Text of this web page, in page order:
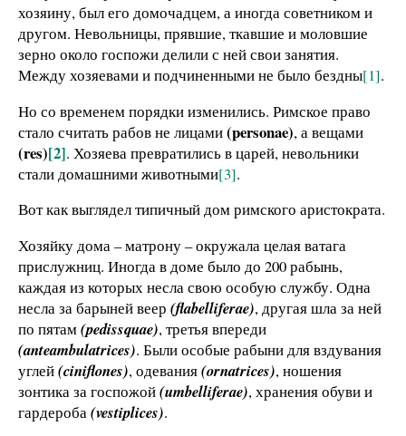
хозяину, был его домочадцем, а иногда советником и
другом. Невольницы, прявшие, ткавшие и моловшие
зерно около госпожи делили с ней свои занятия.
Между хозяевами и подчиненными не было бездны[1].
Но со временем порядки изменились. Римское право
стало считать рабов не лицами(personae), а вещами
(res)[2]. Хозяева превратились в царей, невольники
стали домашними животными[3].
Вот как выглядел типичный дом римского аристократа.
Хозяйку дома – матрону – окружала целая ватага
прислужниц. Иногда в доме было до 200 рабынь,
каждая из которых несла свою особую службу. Одна
несла за барыней веер (flabelliferae), другая шла за ней
по пятам(pedissquae), третья впереди
(anteambulatrices). Были особые рабыни для вздувания
углей(ciniflones), одевания(ornatrices), ношения
зонтика за госпожой(umbelliferae), хранения обуви и
гардероба(vestiplices).